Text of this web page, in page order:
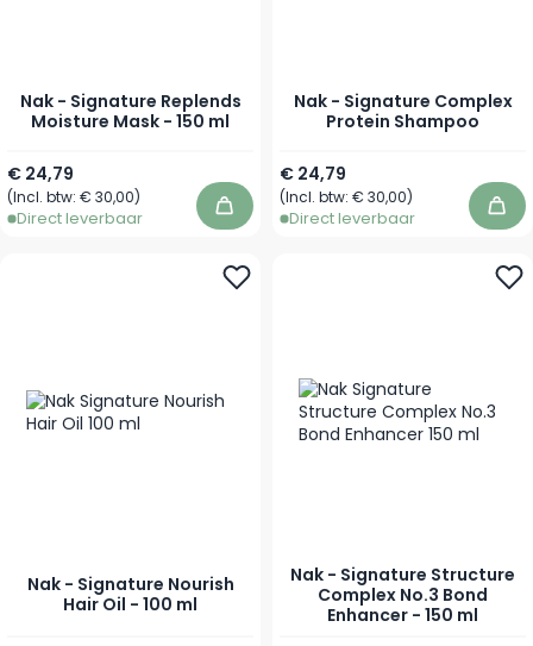
Nak - Signature Replends
Moisture Mask - 150 ml
€ 24,79
(Incl. btw: € 30,00)
Direct leverbaar In winkelwagen
Nak - Signature Complex
Protein Shampoo
Vanaf
€ 24,79
(Incl. btw: € 30,00)
Direct leverbaar In
Nak - Signature Nourish
Hair Oil - 100 ml
Nak - Signature Structure
Complex No.3 Bond
Enhancer - 150 ml